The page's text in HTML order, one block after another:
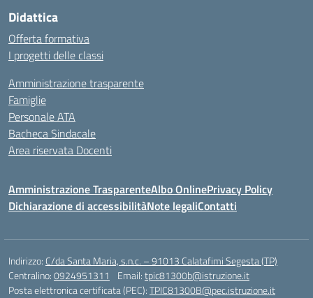
Didattica
Offerta formativa
I progetti delle classi
Amministrazione trasparente
Famiglie
Personale ATA
Bacheca Sindacale
Area riservata Docenti
Amministrazione TrasparenteAlbo OnlinePrivacy Policy
Dichiarazione di accessibilitàNote legaliContatti
Indirizzo: C/da Santa Maria, s.n.c. – 91013 Calatafimi Segesta (TP)
Centralino:0924951311 Email:tpic81300b@istruzione.it
Posta elettronica certificata (PEC):TPIC81300B@pec.istruzione.it